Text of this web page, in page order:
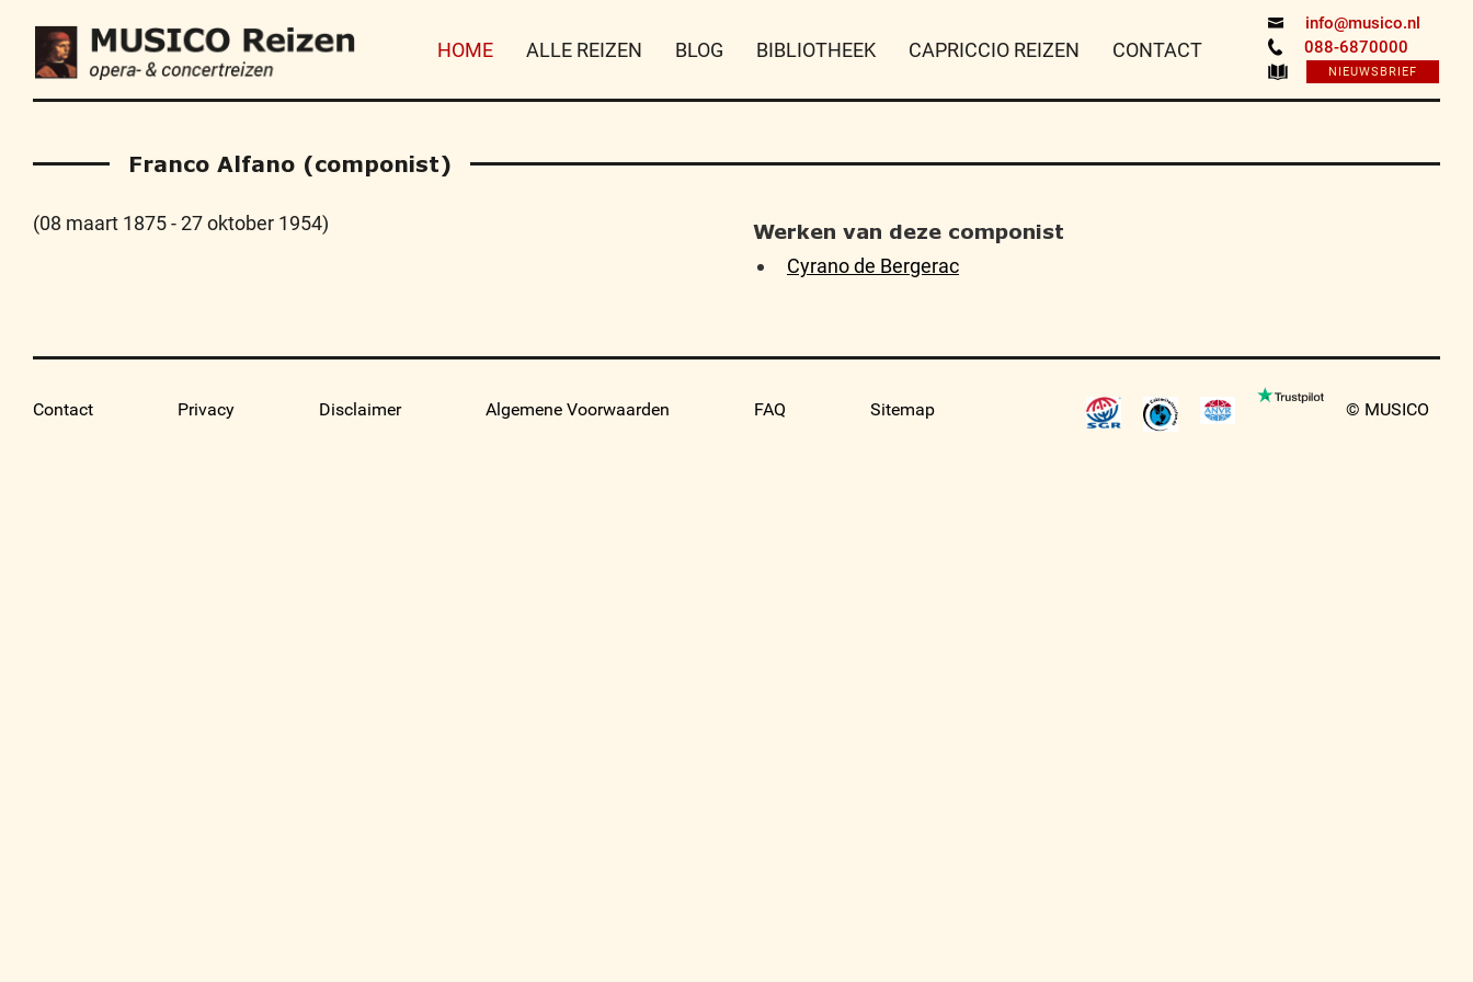
info@musico.nl
088-6870000
NIEUWSBRIEF
HOME ALLE REIZEN BLOG BIBLIOTHEEK CAPRICCIO REIZEN CONTACT
Franco Alfano (componist)
(08 maart 1875 - 27 oktober 1954) Werken van deze componist
Cyrano de Bergerac
Contact Privacy Disclaimer Algemene Voorwaarden FAQ Sitemap © MUSICO